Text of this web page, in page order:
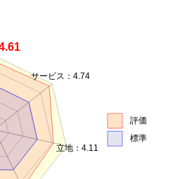
4.61
サービス：4.74
立地：4.11
評価
標準